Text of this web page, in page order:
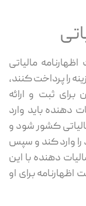
مالیاتی
را پرداخت کنند،
ثبت و ارائه
‌دهنده باید وارد
کشور شود و
وارد کند و سپس
‌دهنده با این
برای او